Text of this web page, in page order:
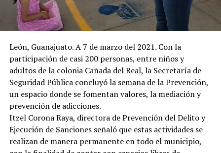
León, Guanajuato. A 7 de marzo del 2021. Con la
participación de casi 200 personas, entre niños y
adultos de la colonia Cañada del Real, la Secretaría de
Seguridad Pública concluyó la semana de la Prevención,
un espacio donde se fomentan valores, la mediación y
prevención de adicciones.
Itzel Corona Raya, directora de Prevención del Delito y
Ejecución de Sanciones señaló que estas actividades se
realizan de manera permanente en todo el municipio,